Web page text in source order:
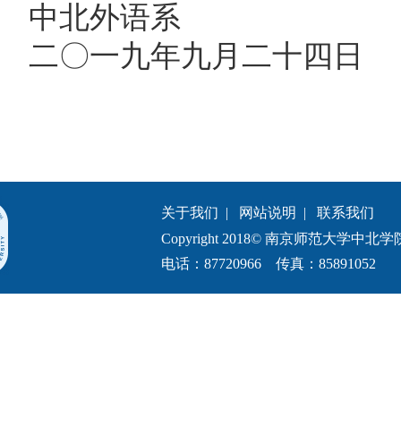
中北外语系
二〇一九年九月二十四日
关于我们 | 网站说明 | 联系我们
Copyright 2018© 南京师范大学中北学
电话：87720966 传真：85891052